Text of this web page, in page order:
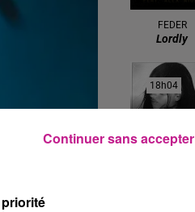
FEDER
Lordly
18h04
18h04
Continuer sans accepter